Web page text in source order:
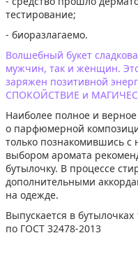
тестирование;
- биоразлагаемо.
Волшебный букет
мужчин, так и женщин.
заряжен позитивной
СПОКОЙСТВИЕ и
Наиболее полное и
о парфюмерной
только познакомившись
выбором аромата
бутылочку. В процессе
дополнительными
на одежде.
Выпускается в
по ГОСТ 32478-2013